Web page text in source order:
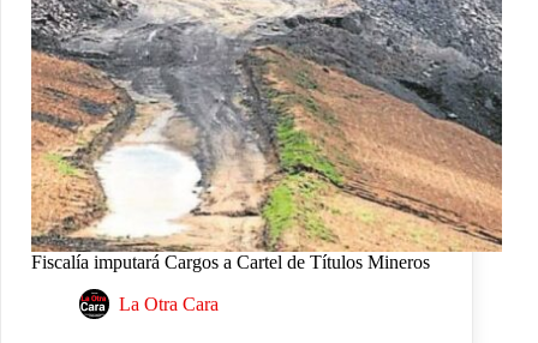
Fiscalía imputará Cargos a Cartel de Títulos Mineros
La Otra Cara